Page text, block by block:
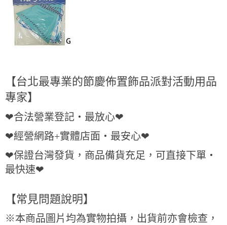
【台北最專業的節慶佈置飾品派對活動用品
專家】
❤合法營業登記・最放心❤
❤經營網路+實體店面・最安心❤
❤保證台灣發貨，商品備貨充足，可直接下單・
最快速❤
【常見問題說明】
※本商品圖片均為實物拍攝，出貨前亦會檢查，